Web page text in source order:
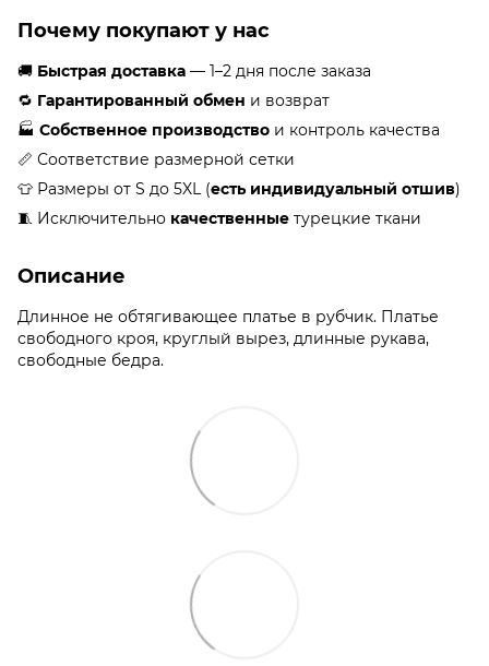
Почему покупают у нас
🚚 Быстрая доставка — 1–2 дня после заказа
🔁 Гарантированный обмен и возврат
🏭 Собственное производство и контроль качества
📏 Соответствие размерной сетки
👕 Размеры от S до 5XL (есть индивидуальный отшив)
🧵 Исключительно качественные турецкие ткани
Описание
Длинное не обтягивающее платье в рубчик. Платье
свободного кроя, круглый вырез, длинные рукава,
свободные бедра.